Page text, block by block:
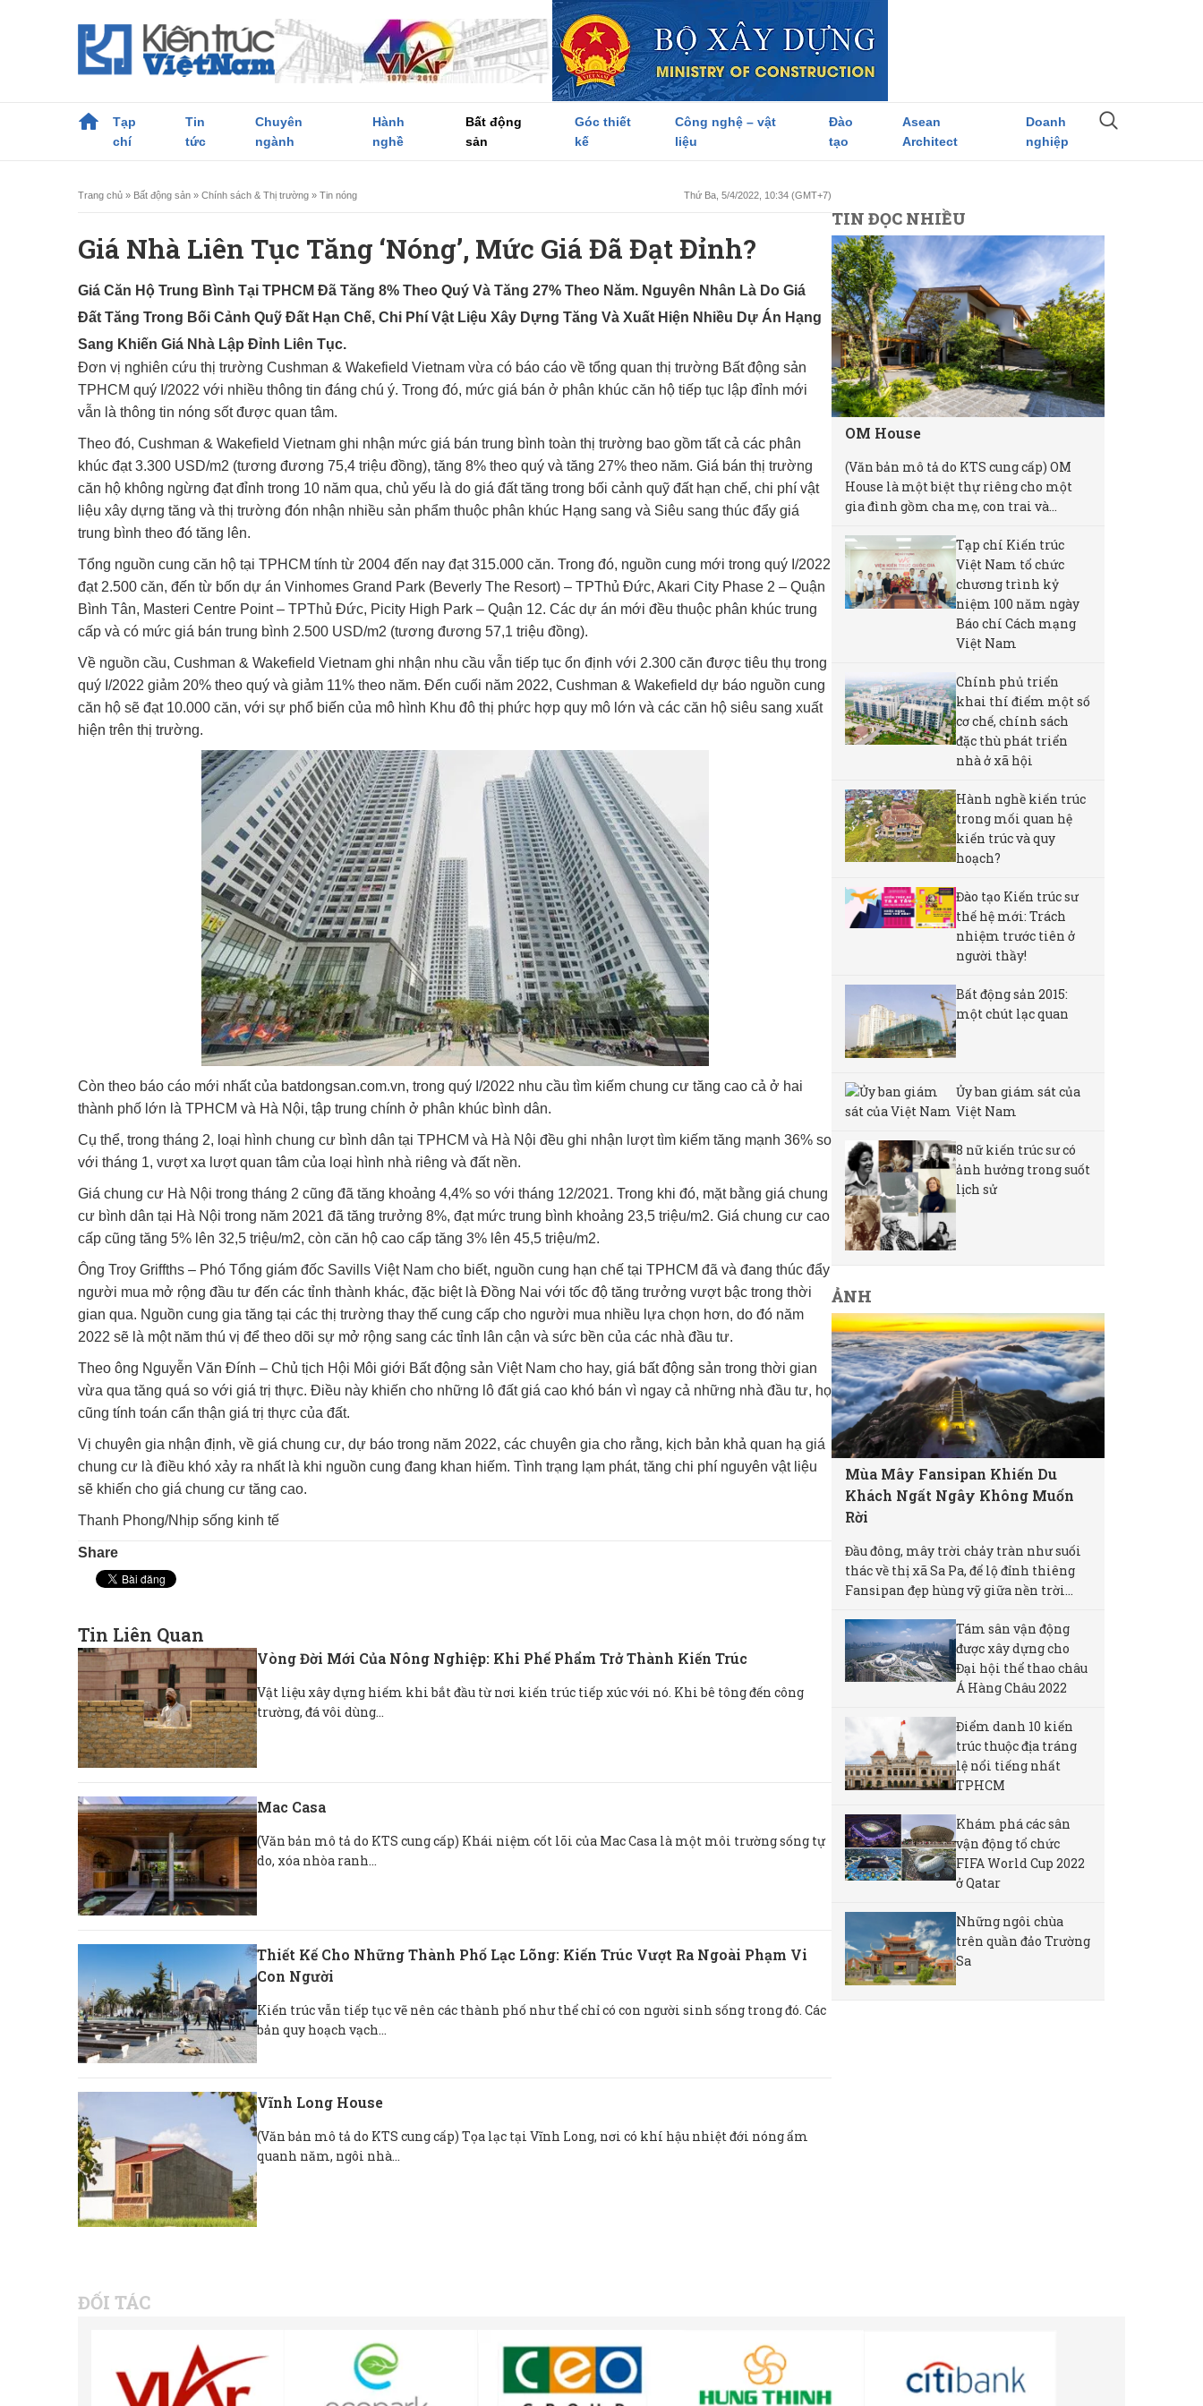
Tạp
chí
Tin
tức
Chuyên
ngành
Hành
nghề
Bất động
sản
Góc thiết
kế
Công nghệ – vật
liệu
Đào
tạo
Asean
Architect
Doanh
nghiệp
Trang chủ » Bất động sản » Chính sách & Thị trường » Tin nóng Thứ Ba, 5/4/2022, 10:34 (GMT+7)
Giá Nhà Liên Tục Tăng ‘nóng’, Mức Giá Đã Đạt Đỉnh?
Giá Căn Hộ Trung Bình Tại TPHCM Đã Tăng 8% Theo Quý Và Tăng 27% Theo Năm. Nguyên Nhân Là Do Giá
Đất Tăng Trong Bối Cảnh Quỹ Đất Hạn Chế, Chi Phí Vật Liệu Xây Dựng Tăng Và Xuất Hiện Nhiều Dự Án Hạng
Sang Khiến Giá Nhà Lập Đỉnh Liên Tục.
Đơn vị nghiên cứu thị trường Cushman & Wakefield Vietnam vừa có báo cáo về tổng quan thị trường Bất động sản
TPHCM quý I/2022 với nhiều thông tin đáng chú ý. Trong đó, mức giá bán ở phân khúc căn hộ tiếp tục lập đỉnh mới
vẫn là thông tin nóng sốt được quan tâm.
Theo đó, Cushman & Wakefield Vietnam ghi nhận mức giá bán trung bình toàn thị trường bao gồm tất cả các phân
khúc đạt 3.300 USD/m2 (tương đương 75,4 triệu đồng), tăng 8% theo quý và tăng 27% theo năm. Giá bán thị trường
căn hộ không ngừng đạt đỉnh trong 10 năm qua, chủ yếu là do giá đất tăng trong bối cảnh quỹ đất hạn chế, chi phí vật
liệu xây dựng tăng và thị trường đón nhận nhiều sản phẩm thuộc phân khúc Hạng sang và Siêu sang thúc đẩy giá
trung bình theo đó tăng lên.
Tổng nguồn cung căn hộ tại TPHCM tính từ 2004 đến nay đạt 315.000 căn. Trong đó, nguồn cung mới trong quý I/2022
đạt 2.500 căn, đến từ bốn dự án Vinhomes Grand Park (Beverly The Resort) – TPThủ Đức, Akari City Phase 2 – Quận
Bình Tân, Masteri Centre Point – TPThủ Đức, Picity High Park – Quận 12. Các dự án mới đều thuộc phân khúc trung
cấp và có mức giá bán trung bình 2.500 USD/m2 (tương đương 57,1 triệu đồng).
Về nguồn cầu, Cushman & Wakefield Vietnam ghi nhận nhu cầu vẫn tiếp tục ổn định với 2.300 căn được tiêu thụ trong
quý I/2022 giảm 20% theo quý và giảm 11% theo năm. Đến cuối năm 2022, Cushman & Wakefield dự báo nguồn cung
căn hộ sẽ đạt 10.000 căn, với sự phổ biến của mô hình Khu đô thị phức hợp quy mô lớn và các căn hộ siêu sang xuất
hiện trên thị trường.
Còn theo báo cáo mới nhất của batdongsan.com.vn, trong quý I/2022 nhu cầu tìm kiếm chung cư tăng cao cả ở hai
thành phố lớn là TPHCM và Hà Nội, tập trung chính ở phân khúc bình dân.
Cụ thể, trong tháng 2, loại hình chung cư bình dân tại TPHCM và Hà Nội đều ghi nhận lượt tìm kiếm tăng mạnh 36% so
với tháng 1, vượt xa lượt quan tâm của loại hình nhà riêng và đất nền.
Giá chung cư Hà Nội trong tháng 2 cũng đã tăng khoảng 4,4% so với tháng 12/2021. Trong khi đó, mặt bằng giá chung
cư bình dân tại Hà Nội trong năm 2021 đã tăng trưởng 8%, đạt mức trung bình khoảng 23,5 triệu/m2. Giá chung cư cao
cấp cũng tăng 5% lên 32,5 triệu/m2, còn căn hộ cao cấp tăng 3% lên 45,5 triệu/m2.
Ông Troy Griffths – Phó Tổng giám đốc Savills Việt Nam cho biết, nguồn cung hạn chế tại TPHCM đã và đang thúc đẩy
người mua mở rộng đầu tư đến các tỉnh thành khác, đặc biệt là Đồng Nai với tốc độ tăng trưởng vượt bậc trong thời
gian qua. Nguồn cung gia tăng tại các thị trường thay thế cung cấp cho người mua nhiều lựa chọn hơn, do đó năm
2022 sẽ là một năm thú vị để theo dõi sự mở rộng sang các tỉnh lân cận và sức bền của các nhà đầu tư.
Theo ông Nguyễn Văn Đính – Chủ tịch Hội Môi giới Bất động sản Việt Nam cho hay, giá bất động sản trong thời gian
vừa qua tăng quá so với giá trị thực. Điều này khiến cho những lô đất giá cao khó bán vì ngay cả những nhà đầu tư, họ
cũng tính toán cẩn thận giá trị thực của đất.
Vị chuyên gia nhận định, về giá chung cư, dự báo trong năm 2022, các chuyên gia cho rằng, kịch bản khả quan hạ giá
chung cư là điều khó xảy ra nhất là khi nguồn cung đang khan hiếm. Tình trạng lạm phát, tăng chi phí nguyên vật liệu
sẽ khiến cho giá chung cư tăng cao.
Thanh Phong/Nhịp sống kinh tế
Share
Tin Liên Quan
Vòng Đời Mới Của Nông Nghiệp: Khi Phế Phẩm Trở Thành Kiến Trúc
Vật liệu xây dựng hiếm khi bắt đầu từ nơi kiến ​​trúc tiếp xúc với nó. Khi bê tông đến công
trường, đá vôi dùng...
Mac Casa
(Văn bản mô tả do KTS cung cấp) Khái niệm cốt lõi của Mac Casa là một môi trường sống tự
do, xóa nhòa ranh...
Thiết Kế Cho Những Thành Phố Lạc Lõng: Kiến Trúc Vượt Ra Ngoài Phạm Vi
Con Người
Kiến trúc vẫn tiếp tục vẽ nên các thành phố như thể chỉ có con người sinh sống trong đó. Các
bản quy hoạch vạch...
Vĩnh Long House
(Văn bản mô tả do KTS cung cấp) Tọa lạc tại Vĩnh Long, nơi có khí hậu nhiệt đới nóng ẩm
quanh năm, ngôi nhà...
TIN ĐỌC NHIỀU
OM House
(Văn bản mô tả do KTS cung cấp) OM
House là một biệt thự riêng cho một
gia đình gồm cha mẹ, con trai và...
Tạp chí Kiến trúc
Việt Nam tổ chức
chương trình kỷ
niệm 100 năm ngày
Báo chí Cách mạng
Việt Nam
Chính phủ triển
khai thí điểm một số
cơ chế, chính sách
đặc thù phát triển
nhà ở xã hội
Hành nghề kiến trúc
trong mối quan hệ
kiến trúc và quy
hoạch?
Đào tạo Kiến trúc sư
thế hệ mới: Trách
nhiệm trước tiên ở
người thầy!
Bất động sản 2015:
một chút lạc quan
Ủy ban giám sát của
Việt Nam
8 nữ kiến ​​trúc sư có
ảnh hưởng trong suốt
lịch sử
ẢNH
Mùa Mây Fansipan Khiến Du
Khách Ngất Ngây Không Muốn
Rời
Đầu đông, mây trời chảy tràn như suối
thác về thị xã Sa Pa, để lộ đỉnh thiêng
Fansipan đẹp hùng vỹ giữa nền trời...
Tám sân vận động
được xây dựng cho
Đại hội thể thao châu
Á Hàng Châu 2022
Điểm danh 10 kiến
trúc thuộc địa tráng
lệ nổi tiếng nhất
TPHCM
Khám phá các sân
vận động tổ chức
FIFA World Cup 2022
ở Qatar
Những ngôi chùa
trên quần đảo Trường
Sa
ĐỐI TÁC